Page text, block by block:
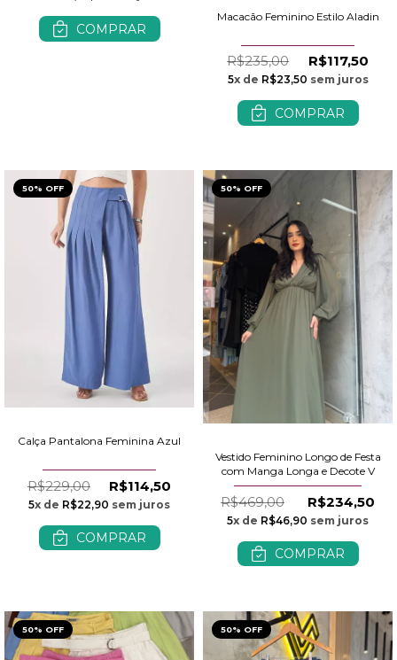
COMPRAR
Macacão Feminino Estilo Aladin
R$235,00 R$117,50
5x de R$23,50 sem juros
COMPRAR
50% OFF
Calça Pantalona Feminina Azul
R$229,00 R$114,50
5x de R$22,90 sem juros
COMPRAR
50% OFF
Vestido Feminino Longo de Festa
com Manga Longa e Decote V
R$469,00 R$234,50
5x de R$46,90 sem juros
COMPRAR
50% OFF 50% OFF